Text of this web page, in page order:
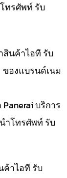
ทรศัพท์ รับ
สินค้าไอที รับ
องแบรนด์เนม
บริการ
ำโทรศัพท์ รับ
ค้าไอที รับ